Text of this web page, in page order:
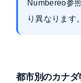
Numbereo参
り異なります。
都市別のカナ